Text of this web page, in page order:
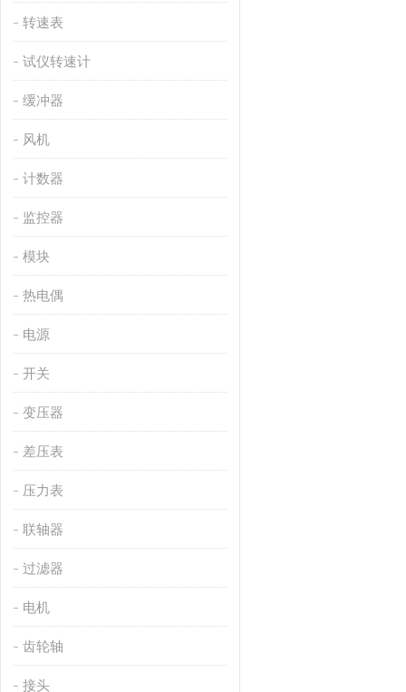
转速表
试仪转速计
缓冲器
风机
计数器
监控器
模块
热电偶
电源
开关
变压器
差压表
压力表
联轴器
过滤器
电机
齿轮轴
接头